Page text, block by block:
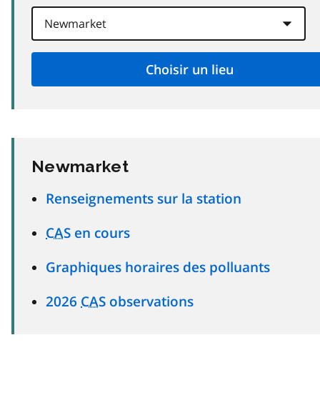
Newmarket
Renseignements sur la station
CAS en cours
Graphiques horaires des polluants
2026 CAS observations